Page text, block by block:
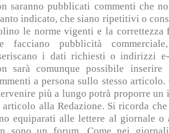
saranno pubblicati commenti che
indicato, che siano ripetitivi o
le norme vigenti e la correttezza
facciano pubblicità
i dati richiesti o indirizzi
sarà comunque possibile
a persona sullo stesso
più a lungo potrà proporre un
articolo alla Redazione. Si ricorda
equiparati alle lettere al giornale o